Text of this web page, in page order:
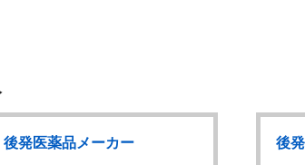
後発医薬品メーカー
後